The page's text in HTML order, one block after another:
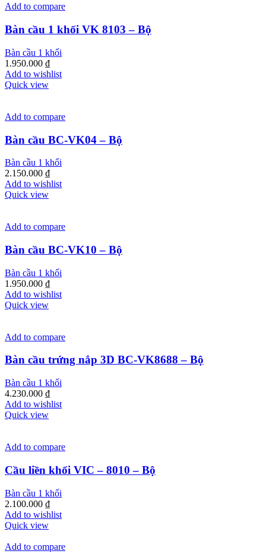
Add to compare
Bàn cầu 1 khối VK 8103 – Bộ
Bàn cầu 1 khối
1.950.000 ₫
Add to wishlist
Quick view
Add to compare
Bàn cầu BC-VK04 – Bộ
Bàn cầu 1 khối
2.150.000 ₫
Add to wishlist
Quick view
Add to compare
Bàn cầu BC-VK10 – Bộ
Bàn cầu 1 khối
1.950.000 ₫
Add to wishlist
Quick view
Add to compare
Bàn cầu trứng nắp 3D BC-VK8688 – Bộ
Bàn cầu 1 khối
4.230.000 ₫
Add to wishlist
Quick view
Add to compare
Cầu liền khối VIC – 8010 – Bộ
Bàn cầu 1 khối
2.100.000 ₫
Add to wishlist
Quick view
Add to compare